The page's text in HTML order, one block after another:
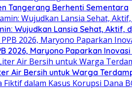
Tangerang Berhenti Sementara
Wujudkan Lansia Sehat, Aktif,
2026, Maryono Paparkan
Air Bersih untuk Warga